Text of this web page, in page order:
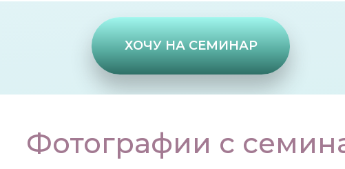
ХОЧУ НА СЕМИНАР
Фотографии с